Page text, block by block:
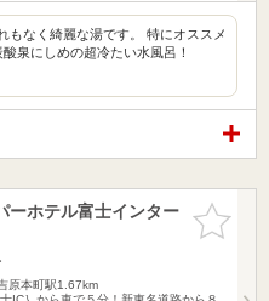
もなく綺麗な湯です。 特にオススメ
泉にしめの超冷たい水風呂！
お気に入
りに追加
ホテル富士インター
原本町駅1.67km